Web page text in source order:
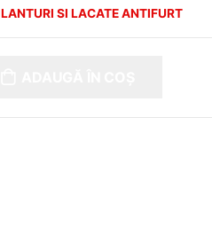
LANTURI SI LACATE ANTIFURT